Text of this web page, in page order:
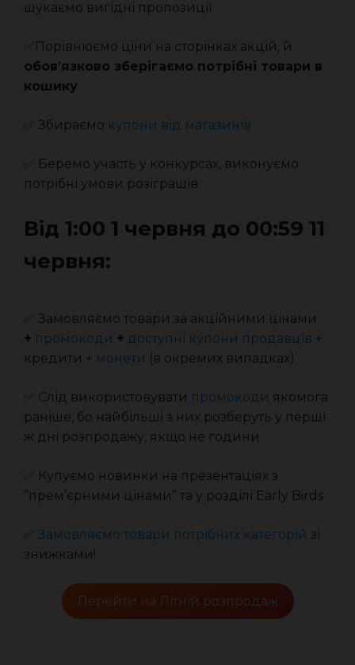
шукаємо вигідні пропозиції
✅Порівнюємо ціни на сторінках акцій, й
обов’язково зберігаємо потрібні товари в
кошику
✅ Збираємо купони від магазинів
✅ Беремо участь у конкурсах, виконуємо
потрібні умови розіграшів
Від 1:00 1 червня до 00:59 11
червня:
✅ Замовляємо товари за акційними цінами
+ промокоди + доступні купони продавців +
кредити + монети (в окремих випадках)
✅ Слід використовувати промокоди якомога
раніше, бо найбільші з них розберуть у перші
ж дні розпродажу, якщо не години
✅ Купуємо новинки на презентаціях з
“прем’єрними цінами” та у розділі Early Birds
Замовляємо товари потрібних категорій зі
знижками!
Перейти на Літній розпродаж